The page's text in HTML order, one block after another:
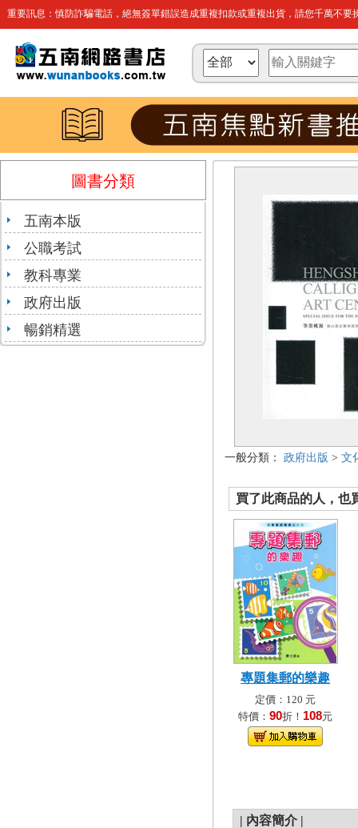
重要訊息：慎防詐騙電話，絕無簽單錯誤造成重複扣款或重複出貨，請您千萬不要
圖書分類
五南本版
公職考試
教科專業
政府出版
暢銷精選
一般分類： 政府出版 > 文
買了此商品的人，也
專題集郵的樂趣
定價：120 元
特價： 90折！ 108元
| 內容簡介 |